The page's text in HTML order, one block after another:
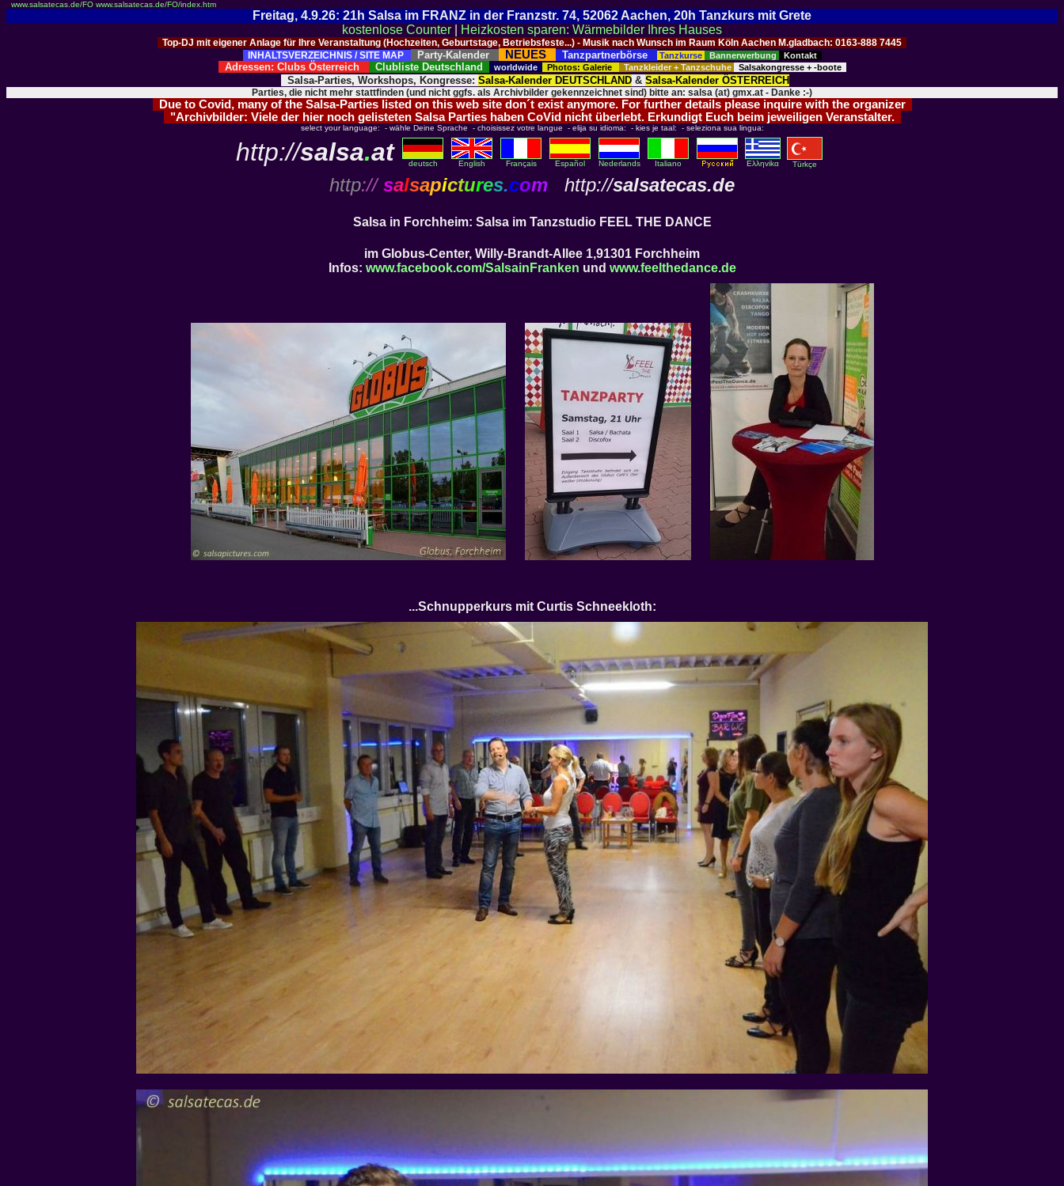
www.salsatecas.de/FO www.salsatecas.de/FO/index.htm
Freitag, 4.9.26: 21h Salsa im FRANZ in der Franzstr. 74, 52062 Aachen, 20h Tanzkurs mit Grete
kostenlose Counter
Heizkosten sparen: Wärmebilder Ihres Hauses
Top-DJ mit eigener Anlage für Ihre Veranstaltung (Hochzeiten, Geburtstage, Betriebsfeste...) - Musik nach Wunsch im Raum Köln Aachen M.gladbach: 0163-888 7445
INHALTSVERZEICHNIS / SITE MAP
Party-Kalender NEUES Tanzpartnerbörse Tanzkurse Bannerwerbung Kontakt
Adressen: Clubs Österreich Clubliste Deutschland worldwide Photos: Galerie Tanzkleider + Tanzschuhe Salsakongresse + -boote
Salsa-Parties, Workshops, Kongresse: Salsa-Kalender DEUTSCHLAND & Salsa-Kalender ÖSTERREICH
Parties, die nicht mehr stattfinden (und nicht ggfs. als Archivbilder gekennzeichnet sind) bitte an: salsa (at) gmx.at - Danke :-)
Due to Covid, many of the Salsa-Parties listed on this web site don´t exist anymore. For further details please inquire with the organizer
"Archivbilder: Viele der hier noch gelisteten Salsa Parties haben CoVid nicht überlebt. Erkundigt Euch beim jeweiligen Veranstalter.
select your language: - wähle Deine Sprache - choisissez votre langue - elija su idioma: - kies je taal: - seleziona sua lingua:
http://salsa.at deutsch English Français Español Nederlands Italiano Eλληvikα Türkçe
http:// salsapictures.com http://salsatecas.de
Salsa in Forchheim: Salsa im Tanzstudio FEEL THE DANCE
im Globus-Center, Willy-Brandt-Allee 1,91301 Forchheim
Infos: www.facebook.com/SalsainFranken und www.feelthedance.de
...Schnupperkurs mit Curtis Schneekloth: